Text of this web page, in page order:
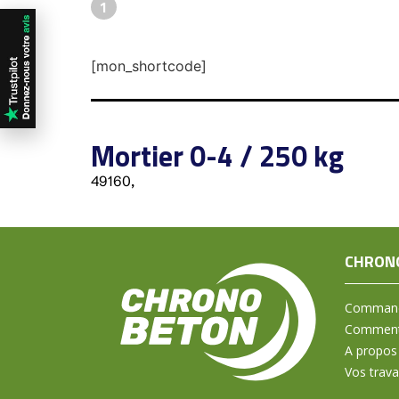
1
[mon_shortcode]
Mortier 0-4 / 250 kg
49160,
A propos
Vos